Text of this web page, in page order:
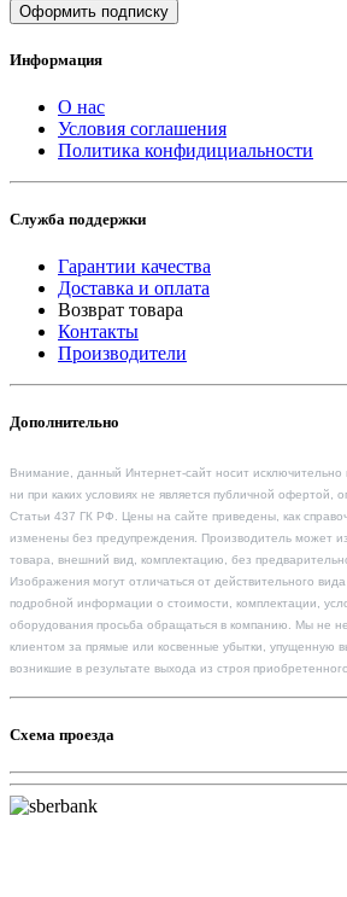
Оформить подписку
Информация
О нас
Условия соглашения
Политика конфидициальности
Служба поддержки
Гарантии качества
Доставка и оплата
Возврат товара
Контакты
Производители
Дополнительно
Внимание, данный Интернет-сайт носит
ни при каких условиях не является публичной офертой,
Статьи 437 ГК РФ. Цены на сайте приведены, как
изменены без предупреждения. Производитель может
товара, внешний вид, комплектацию, без
Изображения могут отличаться от действительного
подробной информации о стоимости, комплектации,
оборудования просьба обращаться в компанию. Мы не
клиентом за прямые или косвенные убытки, упущенную
возникшие в результате выхода из строя
Схема проезда